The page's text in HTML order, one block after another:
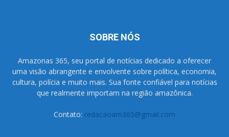
SOBRE NÓS
Amazonas 365, seu portal de notícias dedicado a oferecer
uma visão abrangente e envolvente sobre política, economia,
cultura, polícia e muito mais. Sua fonte confiável para notícias
que realmente importam na região amazônica.
Contato: redacaoam365@gmail.com